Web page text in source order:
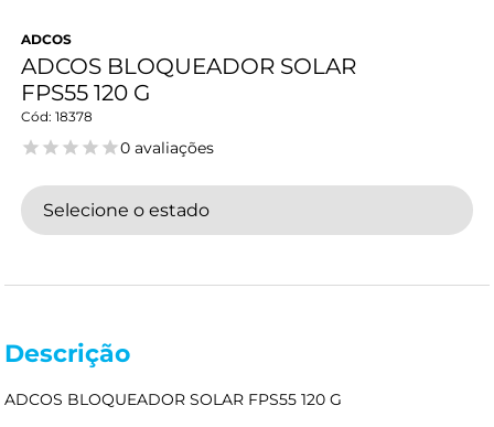
ADCOS
ADCOS BLOQUEADOR SOLAR
FPS55 120 G
18378
0 avaliações
Selecione o estado
Descrição
ADCOS BLOQUEADOR SOLAR FPS55 120 G